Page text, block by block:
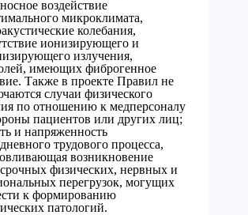
воздействие
микроклимата,
колебания,
ионизирующего и
излучения,
имеющих фиброгенное
Также в проекте Правил не
случаи физического
по отношению к медперсоналу
пациентов или других лиц;
и напряженность
трудового процесса,
возникновение
физических, нервных и
перегрузок, могущих
к формированию
патологий.